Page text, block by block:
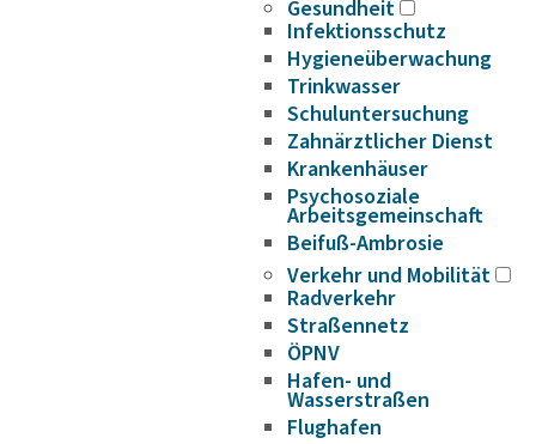
Gesundheit
Infektionsschutz
Hygieneüberwachung
Trinkwasser
Schuluntersuchung
Zahnärztlicher Dienst
Krankenhäuser
Psychosoziale
Arbeitsgemeinschaft
Beifuß-Ambrosie
Verkehr und Mobilität
Radverkehr
Straßennetz
ÖPNV
Hafen- und
Wasserstraßen
Flughafen